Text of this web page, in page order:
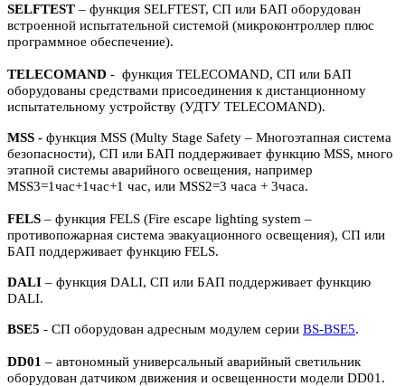
SELFTEST – функция SELFTEST, СП или БАП оборудован
встроенной испытательной системой (микроконтроллер плюс
программное обеспечение).
TELECOMAND - функция TELECOMAND, СП или БАП
оборудованы средствами присоединения к дистанционному
испытательному устройству (УДТУ TELECOMAND).
MSS - функция MSS (Multy Stage Safety – Многоэтапная система
безопасности), СП или БАП поддерживает функцию MSS, много
этапной системы аварийного освещения, например
MSS3=1час+1час+1 час, или MSS2=3 часа + 3часа.
FELS – функция FELS (Fire escape lighting system –
противопожарная система эвакуационного освещения), СП или
БАП поддерживает функцию FELS.
DALI – функция DALI, СП или БАП поддерживает функцию
DALI.
BSE5 - СП оборудован адресным модулем серии BS-BSE5.
DD01 – автономный универсальный аварийный светильник
оборудован датчиком движения и освещенности модели DD01.